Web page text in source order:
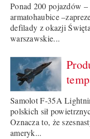
Ponad 200 pojazdów
armatohaubice
defilady z okazji
warszawskie...
Samolot F-35A
polskich sił
Oznacza to, że
ameryk...